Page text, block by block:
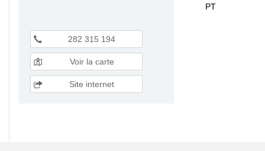
PT
282 315 194
Voir la carte
Site internet